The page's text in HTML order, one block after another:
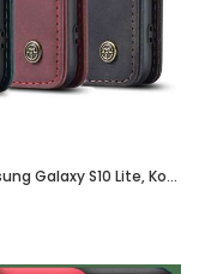
Kuori Samsung Galaxy S10 Lite, Kuoret Samsung Galaxy S10 Lite, Kotelo Samsung Galaxy S10 Lite Salkku